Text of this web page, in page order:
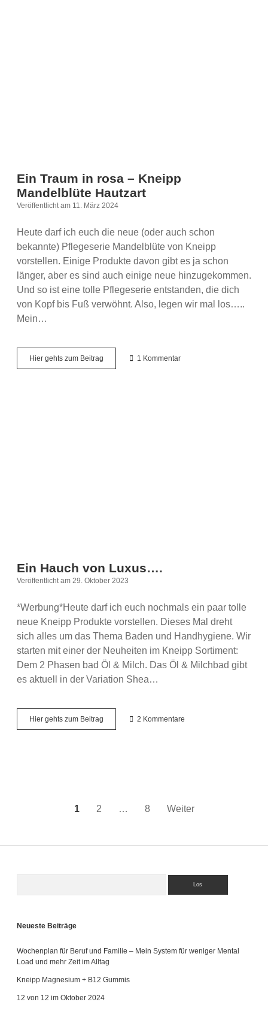
Ein Traum in rosa – Kneipp
Mandelblüte Hautzart
Veröffentlicht am 11. März 2024
Heute darf ich euch die neue (oder auch schon
bekannte) Pflegeserie Mandelblüte von Kneipp
vorstellen. Einige Produkte davon gibt es ja schon
länger, aber es sind auch einige neue hinzugekommen.
Und so ist eine tolle Pflegeserie entstanden, die dich
von Kopf bis Fuß verwöhnt. Also, legen wir mal los…..
Mein…
Hier gehts zum Beitrag
Traum
1 Kommentar
Ein Hauch von Luxus….
Veröffentlicht am 29. Oktober 2023
*Werbung*Heute darf ich euch nochmals ein paar tolle
neue Kneipp Produkte vorstellen. Dieses Mal dreht
sich alles um das Thema Baden und Handhygiene. Wir
starten mit einer der Neuheiten im Kneipp Sortiment:
Dem 2 Phasen bad Öl & Milch. Das Öl & Milchbad gibt
es aktuell in der Variation Shea…
Hier gehts zum Beitrag
Hauch
2 Kommentare
Seitennummerierung
1 2 … 8 Weiter
Neueste Beiträge
Wochenplan für Beruf und Familie – Mein System für weniger Mental
Load und mehr Zeit im Alltag
Kneipp Magnesium + B12 Gummis
12 von 12 im Oktober 2024